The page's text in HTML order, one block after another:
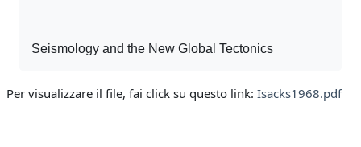
Seismology and the New Global Tectonics
Per visualizzare il file, fai click su questo link: Isacks1968.pdf